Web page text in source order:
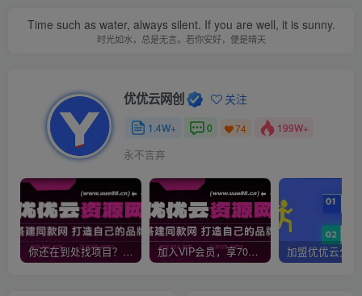
Time such as water, always silent. If you are well, it is sunny.
时光如水，总是无言。若你安好，便是晴天
优优云网创 关注
1.4W+ 0 74 199W+
永不言弃
你还在到处找项目？还在当韭菜？我靠网创资源站一个月收入5万+，曾经我也是个失败者。 加入VIP会员，享70%的推广提成，免费学习多种网上创业课程，菜鸟秒变大神！